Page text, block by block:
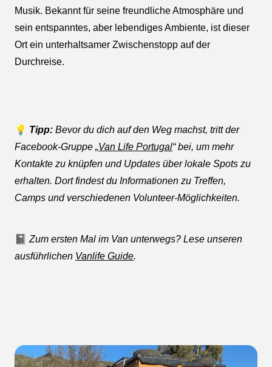
Musik. Bekannt für seine freundliche Atmosphäre und
sein entspanntes, aber lebendiges Ambiente, ist dieser
Ort ein unterhaltsamer Zwischenstopp auf der
Durchreise.
💡 Tipp: Bevor du dich auf den Weg machst, tritt der
Facebook-Gruppe „Van Life Portugal“ bei, um mehr
Kontakte zu knüpfen und Updates über lokale Spots zu
erhalten. Dort findest du Informationen zu Treffen,
Camps und verschiedenen Volunteer-Möglichkeiten.
📓 Zum ersten Mal im Van unterwegs? Lese unseren
ausführlichen Vanlife Guide.